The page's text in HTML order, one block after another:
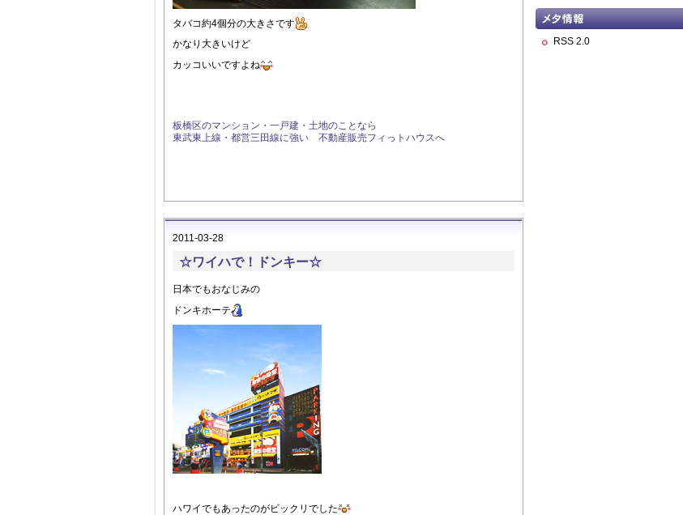
タバコ約4個分の大きさです
かなり大きいけど
カッコいいですよね
板橋区のマンション・一戸建・土地のことなら
東武東上線・都営三田線に強い 不動産販売フィっトハウスへ
2011-03-28
☆ワイハで！ドンキー☆
日本でもおなじみの
ドンキホーテ
ハワイでもあったのがビックリでした
RSS 2.0